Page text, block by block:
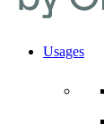
Usages